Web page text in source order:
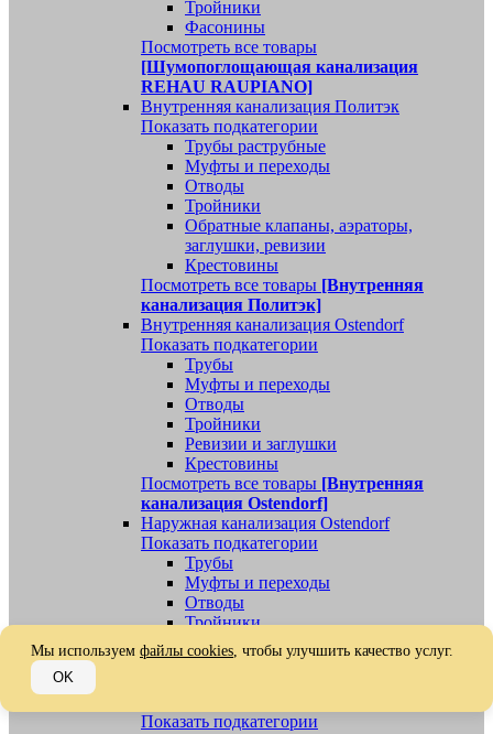
Тройники
Фасонины
Посмотреть все товары
[Шумопоглощающая канализация
REHAU RAUPIANO]
Внутренняя канализация Политэк
Показать подкатегории
Трубы раструбные
Муфты и переходы
Отводы
Тройники
Обратные клапаны, аэраторы,
заглушки, ревизии
Крестовины
Посмотреть все товары [Внутренняя
канализация Политэк]
Внутренняя канализация Ostendorf
Показать подкатегории
Трубы
Муфты и переходы
Отводы
Тройники
Ревизии и заглушки
Крестовины
Посмотреть все товары [Внутренняя
канализация Ostendorf]
Наружная канализация Ostendorf
Показать подкатегории
Трубы
Муфты и переходы
Отводы
Тройники
Ревизии, заглушки, обратные клапаны
Посмотреть все товары[Наружная
Показать подкатегории
Мы используем файлы cookies, чтобы улучшить качество услуг.
OK